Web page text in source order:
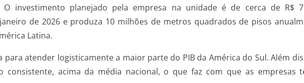
O investimento planejado pela empresa na unidade é de cerca de R$
de 2026 e produza 10 milhões de metros quadrados de pisos
Latina.
para atender logisticamente a maior parte do PIB da América do Sul. Além
consistente, acima da média nacional, o que faz com que as empresas